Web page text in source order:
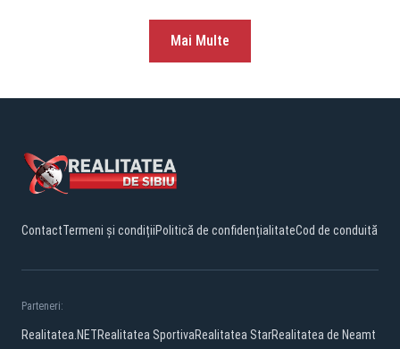
Mai Multe
ContactTermeni și condițiiPolitică de confidențialitateCod de conduită
Parteneri:
Realitatea.NETRealitatea SportivaRealitatea StarRealitatea de Neamt